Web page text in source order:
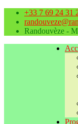
+33 7 69 24 31
Randouvèze -